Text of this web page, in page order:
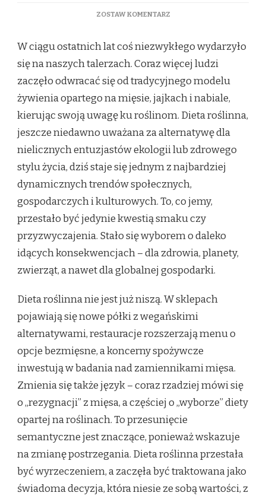
ZOSTAW KOMENTARZDO
NA
TALERZU:
JAK
DIETA
ROŚLINNA
ZMIENIA
ŚWIAT
W ciągu ostatnich lat coś niezwykłego wydarzyło
się na naszych talerzach. Coraz więcej ludzi
zaczęło odwracać się od tradycyjnego modelu
żywienia opartego na mięsie, jajkach i nabiale,
kierując swoją uwagę ku roślinom. Dieta roślinna,
jeszcze niedawno uważana za alternatywę dla
nielicznych entuzjastów ekologii lub zdrowego
stylu życia, dziś staje się jednym z najbardziej
dynamicznych trendów społecznych,
gospodarczych i kulturowych. To, co jemy,
przestało być jedynie kwestią smaku czy
przyzwyczajenia. Stało się wyborem o daleko
idących konsekwencjach – dla zdrowia, planety,
zwierząt, a nawet dla globalnej gospodarki.
Dieta roślinna nie jest już niszą. W sklepach
pojawiają się nowe półki z wegańskimi
alternatywami, restauracje rozszerzają menu o
opcje bezmięsne, a koncerny spożywcze
inwestują w badania nad zamiennikami mięsa.
Zmienia się także język – coraz rzadziej mówi się
o „rezygnacji” z mięsa, a częściej o „wyborze” diety
opartej na roślinach. To przesunięcie
semantyczne jest znaczące, ponieważ wskazuje
na zmianę postrzegania. Dieta roślinna przestała
być wyrzeczeniem, a zaczęła być traktowana jako
świadoma decyzja, która niesie ze sobą wartości, z